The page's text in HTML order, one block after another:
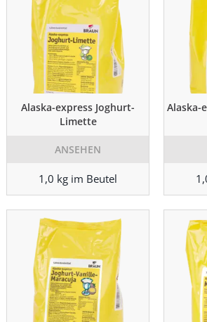
Alaska-express Joghurt-
Limette
ANSEHEN
1,0 kg im Beutel
Alaska-